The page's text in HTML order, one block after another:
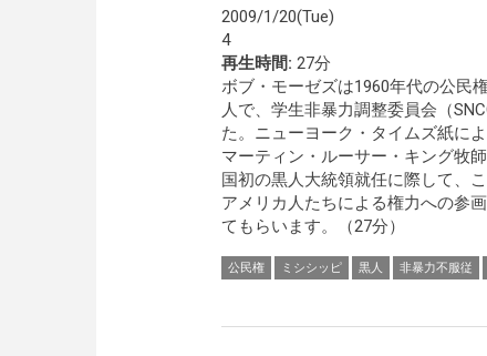
2009/1/20(Tue)
4
再生時間: 27分
ボブ・モーゼズは1960年代の公民
人で、学生非暴力調整委員会（
た。ニューヨーク・タイムズ紙に
マーティン・ルーサー・キング牧
国初の黒人大統領就任に際して、
アメリカ人たちによる権力への参
てもらいます。（27分）
公民権 ミシシッピ 黒人 非暴力不服従